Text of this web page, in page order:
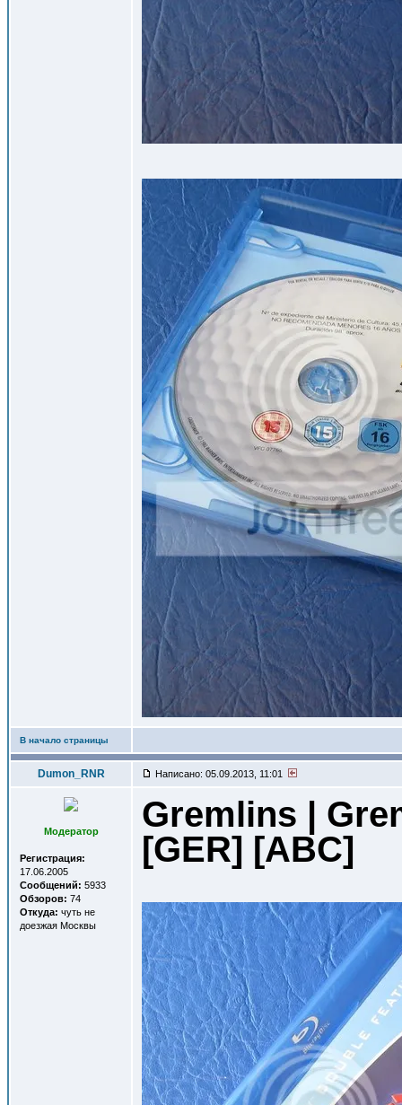
В начало страницы
Dumon_RNR Написано: 05.09.2013, 11:01
Модератор
Регистрация:
17.06.2005
Сообщений: 5933
Обзоров: 74
Откуда: чуть не
доезжая Москвы
Gremlins |
[GER] [ABC]